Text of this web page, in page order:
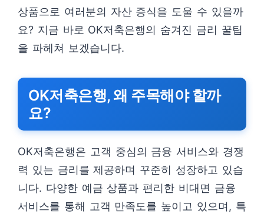
상품으로 여러분의 자산 증식을 도울 수 있을까
요? 지금 바로 OK저축은행의 숨겨진 금리 꿀팁
을 파헤쳐 보겠습니다.
OK저축은행, 왜 주목해야 할까
요?
OK저축은행은 고객 중심의 금융 서비스와 경쟁
력 있는 금리를 제공하며 꾸준히 성장하고 있습
니다. 다양한 예금 상품과 편리한 비대면 금융
서비스를 통해 고객 만족도를 높이고 있으며, 특